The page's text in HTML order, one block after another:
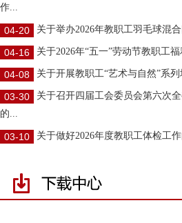
作...
04-20 关于举办2026年教职工羽毛球混
04-16 关于2026年“五一”劳动节教职工
04-08 关于开展教职工“艺术与自然”系
03-30
关于召开四届工会委员会第六次
的...
03-10 关于做好2026年度教职工体检工